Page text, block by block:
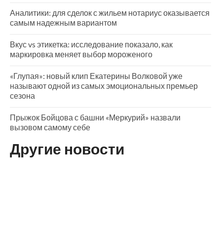
Аналитики: для сделок с жильем нотариус оказывается
самым надежным вариантом
Вкус vs этикетка: исследование показало, как
маркировка меняет выбор мороженого
«Глупая»: новый клип Екатерины Волковой уже
называют одной из самых эмоциональных премьер
сезона
Прыжок Бойцова с башни «Меркурий» назвали
вызовом самому себе
Другие новости